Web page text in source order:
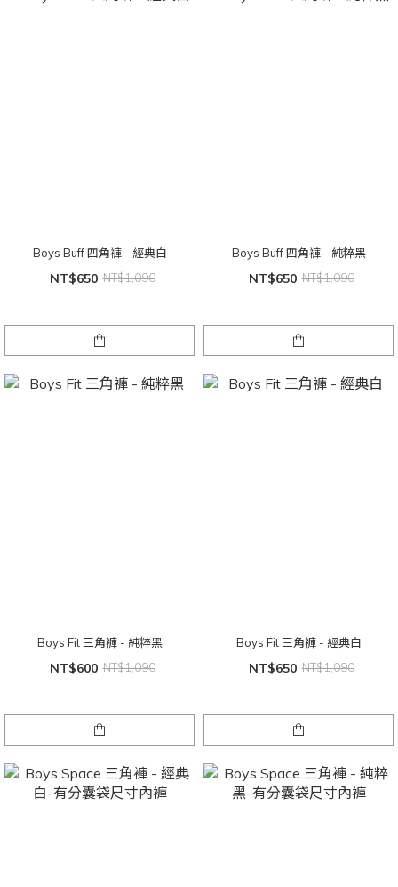
Boys Buff 四角褲 - 經典白
NT$650 NT$1,090
Boys Buff 四角褲 - 純粹黑
NT$650 NT$1,090
Boys Fit 三角褲 - 純粹黑
NT$600 NT$1,090
Boys Fit 三角褲 - 經典白
NT$650 NT$1,090